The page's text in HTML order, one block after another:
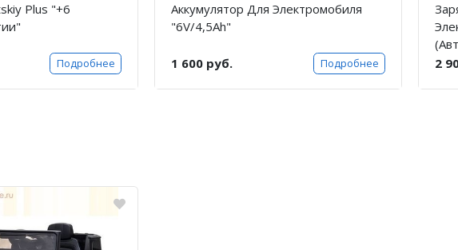
Plus "+6
Подробнее
Аккумулятор Для Электромобиля
"6V/4,5Ah"
1 600 руб. Подробнее
2